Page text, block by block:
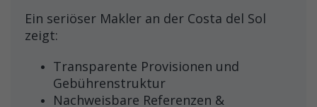
Ein seriöser Makler an der Costa del Sol
zeigt:
Transparente Provisionen und
Gebührenstruktur
Nachweisbare Referenzen &